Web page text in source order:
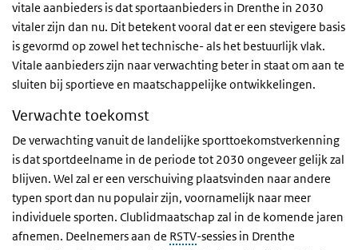
vitale aanbieders is dat sportaanbieders in Drenthe in 2030
vitaler zijn dan nu. Dit betekent vooral dat er een stevigere basis
is gevormd op zowel het technische- als het bestuurlijk vlak.
Vitale aanbieders zijn naar verwachting beter in staat om aan te
sluiten bij sportieve en maatschappelijke ontwikkelingen.
Verwachte toekomst
De verwachting vanuit de landelijke sporttoekomstverkenning
is dat sportdeelname in de periode tot 2030 ongeveer gelijk zal
blijven. Wel zal er een verschuiving plaatsvinden naar andere
typen sport dan nu populair zijn, voornamelijk naar meer
individuele sporten. Clublidmaatschap zal in de komende jaren
afnemen. Deelnemers aan de RSTV-sessies in Drenthe